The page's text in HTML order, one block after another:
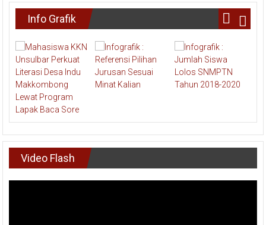
Info Grafik
Video Flash